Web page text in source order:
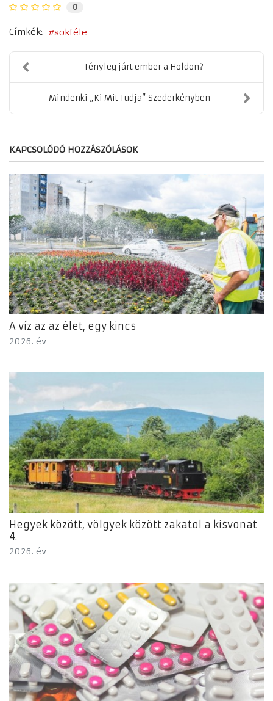
0
Címkék: sokféle
Tényleg járt ember a Holdon?
Mindenki „Ki Mit Tudja” Szederkényben
KAPCSOLÓDÓ HOZZÁSZÓLÁSOK
A víz az az élet, egy kincs
2026. év
Hegyek között, völgyek között zakatol a kisvonat
4.
2026. év